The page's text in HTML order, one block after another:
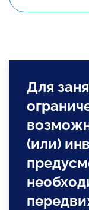
Для
(или)